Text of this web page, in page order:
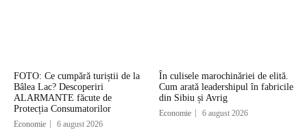
FOTO: Ce cumpără turiștii de la
Bâlea Lac? Descoperiri
ALARMANTE făcute de
Protecția Consumatorilor
Economie 6 august 2026
În culisele marochinăriei de elită.
Cum arată leadershipul în fabricile
din Sibiu și Avrig
Economie 6 august 2026